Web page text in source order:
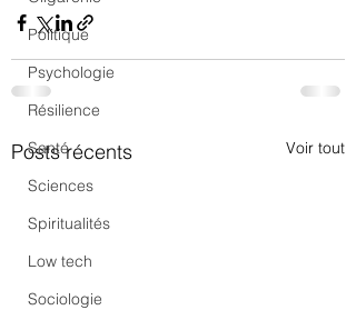
Politique
Psychologie
Résilience
Santé
Sciences
Spiritualités
Low tech
Sociologie
Posts récents Voir tout